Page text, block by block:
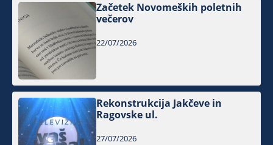
Začetek Novomeških poletnih
večerov
22/07/2026
Rekonstrukcija Jakčeve in
Ragovske ul.
27/07/2026